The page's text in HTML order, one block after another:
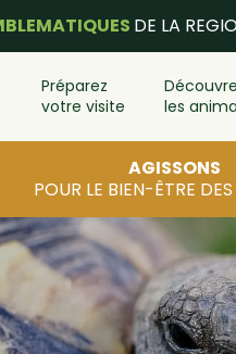
DE LA
Préparez
votre visite
les
AGISSONS
POUR LE BIEN-ÊTRE